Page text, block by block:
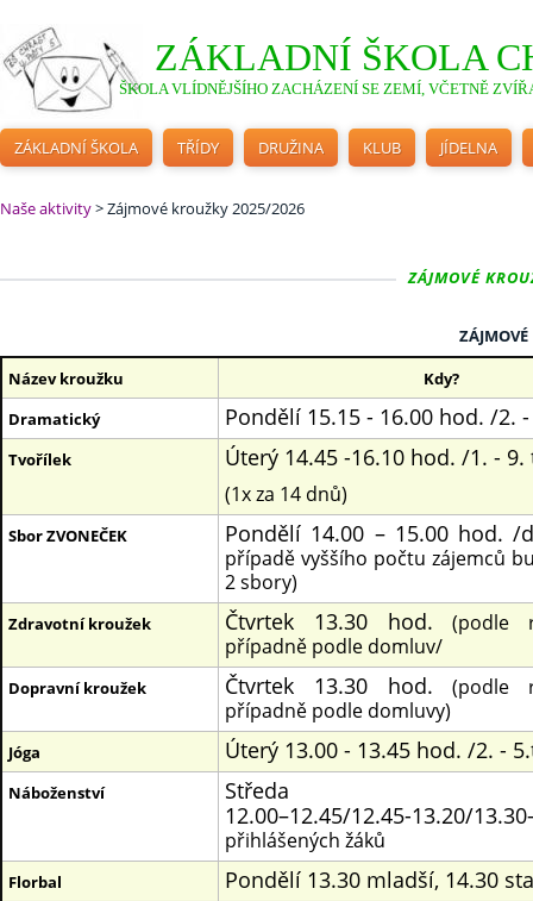
ZÁKLADNÍ ŠKOLA
ŠKOLA VLÍDNĚJŠÍHO ZACHÁZENÍ SE ZEMÍ, VČETNĚ
ZÁKLADNÍ ŠKOLA TŘÍDY DRUŽINA KLUB JÍDELNA
Naše aktivity>Zájmové kroužky 2025/2026
ZÁJMOVÉ
Název kroužku
Kdy?
Dramatický
Pondělí 15.15 - 16.00 hod. /2.
Tvořílek Úterý 14.45 -16.10 hod. /1. -
(1x za 14 dnů)
Sbor ZVONEČEK Pondělí 14.00 – 15.00 hod.
případě vyššího počtu zájemců
2 sbory)
Zdravotní kroužek Čtvrtek 13.30 hod.(podle
případně podle domluv/
Dopravní kroužek Čtvrtek 13.30 hod.(podle
případně podle domluvy)
Jóga Úterý 13.00 - 13.45 hod. /2. -
Náboženství
Středa
12.00–12.45/12.45-13.20/
přihlášených žáků
Florbal Pondělí 13.30 mladší, 14.30